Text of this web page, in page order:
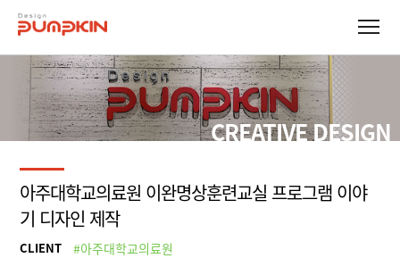
CREATIVE DESIGN
아주대학교의료원 이완명상훈련교실 프로그램 이야
기 디자인 제작
CLIENT #아주대학교의료원